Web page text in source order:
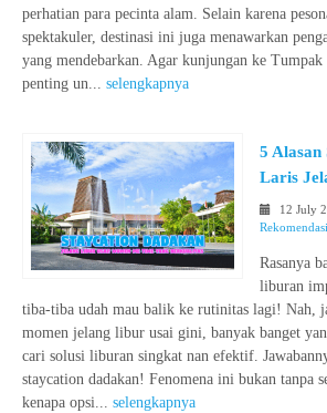
perhatian para pecinta alam. Selain karena
spektakuler, destinasi ini juga menawarkan
yang mendebarkan. Agar kunjungan ke Tumpak
penting un... selengkapnya
5 Alasan
Laris
12 July
Rasanya
liburan
tiba-tiba udah mau balik ke rutinitas lagi! Nah,
momen jelang libur usai gini, banyak banget
cari solusi liburan singkat nan efektif.
staycation dadakan! Fenomena ini bukan tanpa
kenapa opsi... selengkapnya